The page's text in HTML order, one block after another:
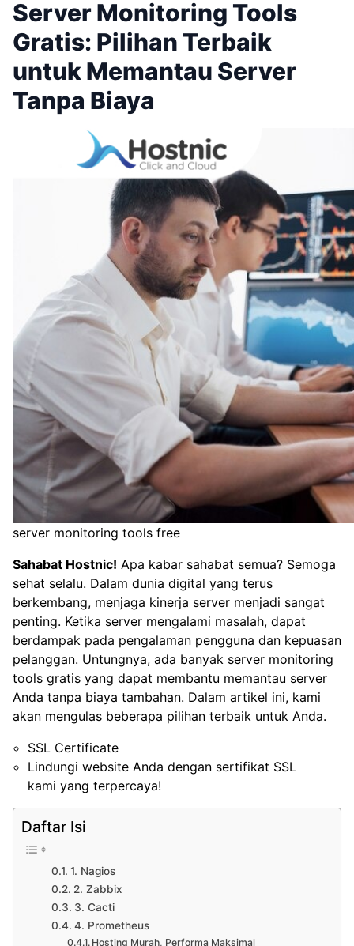
Server Monitoring Tools
Gratis: Pilihan Terbaik
untuk Memantau Server
Tanpa Biaya
server monitoring tools free
Sahabat Hostnic! Apa kabar sahabat semua? Semoga
sehat selalu. Dalam dunia digital yang terus
berkembang, menjaga kinerja server menjadi sangat
penting. Ketika server mengalami masalah, dapat
berdampak pada pengalaman pengguna dan kepuasan
pelanggan. Untungnya, ada banyak server monitoring
tools gratis yang dapat membantu memantau server
Anda tanpa biaya tambahan. Dalam artikel ini, kami
akan mengulas beberapa pilihan terbaik untuk Anda.
SSL Certificate
Lindungi website Anda dengan sertifikat SSL
kami yang terpercaya!
Daftar Isi
1. Nagios
2. Zabbix
3. Cacti
4. Prometheus
Hosting Murah, Performa Maksimal